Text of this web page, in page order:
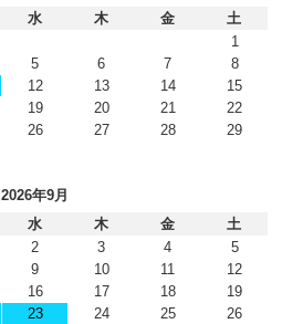
水 木 金
土
1
5 6 7
8
12 13 14
15
19 20 21
22
26 27 28
29
2026年9月
水 木 金
土
2 3 4
5
9 10 11
12
16 17 18
19
23 24 25
26